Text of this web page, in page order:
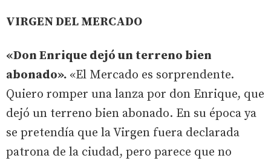
VIRGEN DEL MERCADO
«Don Enrique dejó un terreno bien
abonado». «El Mercado es sorprendente.
Quiero romper una lanza por don Enrique, que
dejó un terreno bien abonado. En su época ya
se pretendía que la Virgen fuera declarada
patrona de la ciudad, pero parece que no